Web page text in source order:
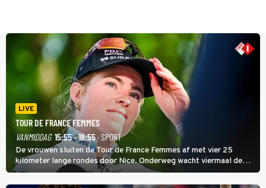
LIVE
TOUR DE FRANCE FEMMES
VANMIDDAG 15:55 - 18:55· SPORT
De vrouwen sluiten de Tour de France Femmes af met vier 25
kilometer lange rondes door Nice. Onderweg wacht viermaal de
zware Col d'Èze. Aan de finish op de Promenade des Anglais krijgt
de eindwinnaar de laatste gele trui.